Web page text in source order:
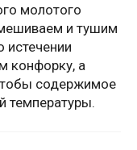
молотого
и тушим
истечении
конфорку, а
содержимое
температуры.